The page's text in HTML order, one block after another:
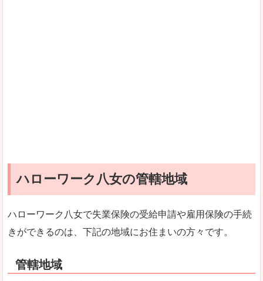
ハローワーク八女の管轄地域
ハローワーク八女で失業保険の受給申請や雇用保険の手続
きができるのは、下記の地域にお住まいの方々です。
管轄地域